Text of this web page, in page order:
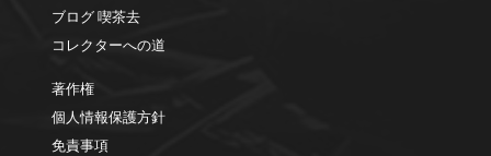
ブログ 喫茶去
コレクターへの道
著作権
個人情報保護方針
免責事項